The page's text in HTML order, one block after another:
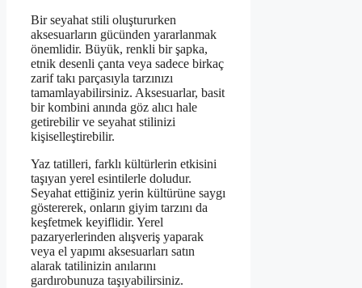
Bir seyahat stili oluştururken
aksesuarların gücünden yararlanmak
önemlidir. Büyük, renkli bir şapka,
etnik desenli çanta veya sadece birkaç
zarif takı parçasıyla tarzınızı
tamamlayabilirsiniz. Aksesuarlar, basit
bir kombini anında göz alıcı hale
getirebilir ve seyahat stilinizi
kişiselleştirebilir.
Yaz tatilleri, farklı kültürlerin etkisini
taşıyan yerel esintilerle doludur.
Seyahat ettiğiniz yerin kültürüne saygı
göstererek, onların giyim tarzını da
keşfetmek keyiflidir. Yerel
pazaryerlerinden alışveriş yaparak
veya el yapımı aksesuarları satın
alarak tatilinizin anılarını
gardırobunuza taşıyabilirsiniz.